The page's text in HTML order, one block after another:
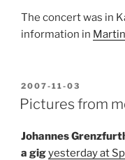
The concert was in
information in
POSTED
ON
2007-11-03
Pictures from
Johannes
a gigyesterday at